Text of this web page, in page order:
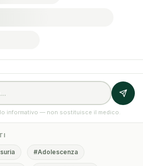
informativo — non sostituisce il medico.
#Adolescenza